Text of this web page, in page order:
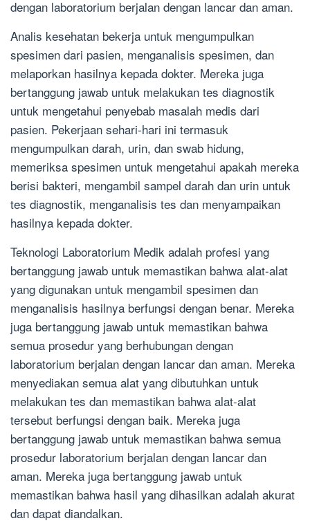
dengan laboratorium berjalan dengan lancar dan aman.
Analis kesehatan bekerja untuk mengumpulkan
spesimen dari pasien, menganalisis spesimen, dan
melaporkan hasilnya kepada dokter. Mereka juga
bertanggung jawab untuk melakukan tes diagnostik
untuk mengetahui penyebab masalah medis dari
pasien. Pekerjaan sehari-hari ini termasuk
mengumpulkan darah, urin, dan swab hidung,
memeriksa spesimen untuk mengetahui apakah mereka
berisi bakteri, mengambil sampel darah dan urin untuk
tes diagnostik, menganalisis tes dan menyampaikan
hasilnya kepada dokter.
Teknologi Laboratorium Medik adalah profesi yang
bertanggung jawab untuk memastikan bahwa alat-alat
yang digunakan untuk mengambil spesimen dan
menganalisis hasilnya berfungsi dengan benar. Mereka
juga bertanggung jawab untuk memastikan bahwa
semua prosedur yang berhubungan dengan
laboratorium berjalan dengan lancar dan aman. Mereka
menyediakan semua alat yang dibutuhkan untuk
melakukan tes dan memastikan bahwa alat-alat
tersebut berfungsi dengan baik. Mereka juga
bertanggung jawab untuk memastikan bahwa semua
prosedur laboratorium berjalan dengan lancar dan
aman. Mereka juga bertanggung jawab untuk
memastikan bahwa hasil yang dihasilkan adalah akurat
dan dapat diandalkan.